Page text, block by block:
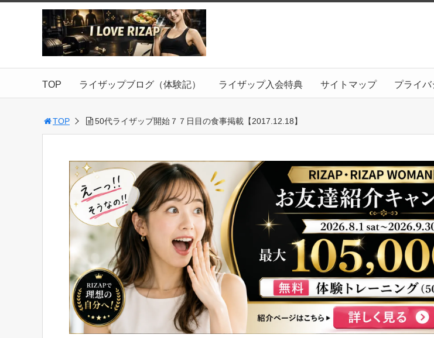
TOP ライザップブログ（体験記） ライザップ入会特典 サイトマップ プライ
TOP 50代ライザップ開始７７日目の食事掲載【2017.12.18】